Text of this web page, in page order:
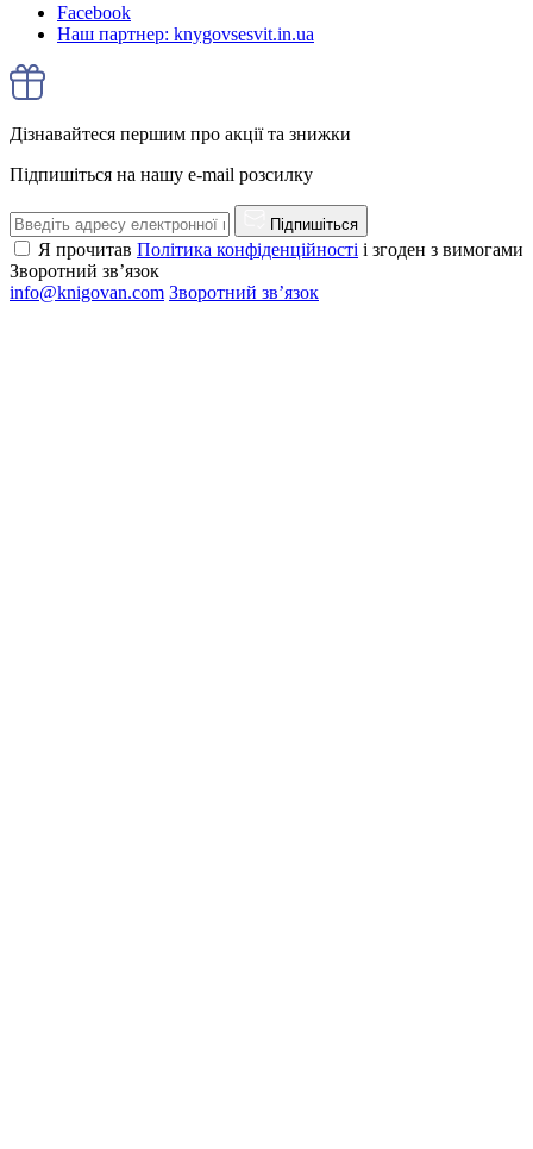
Facebook
Наш партнер: knygovsesvit.in.ua
Дізнавайтеся першим про акції та знижки
Підпишіться на нашу e-mail розсилку
Підпишіться
Я прочитав Політика конфіденційності і згоден з вимогами
Зворотний зв’язок
info@knigovan.com Зворотний зв’язок